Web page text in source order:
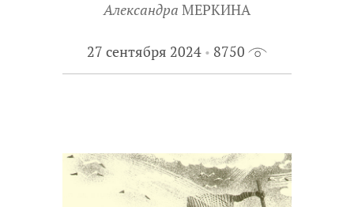
Александра МЕРКИНА
27 сентября 2024 8750